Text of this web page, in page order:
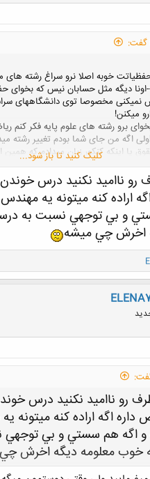
حفظیاتت خوبه اصلا نرو سراغ رشته
اونا دیگه مثل حسابان نیس که بخوای
نمیکنی مخصوصا توی دانشگاههای
میکنن!
برو رشته های علوم پایه فکر
اگه من جای شما بودم تغییر رشته
یا اینکه کنکور زبان میدادم که همین
اقدام کنی --اگه یه مترجم موفق بشی
به امید موفقیت
کلیک کنید تا باز شود...
رو نااميد نكنيد درس
اراده كنه ميتونه يه
و بي توجهي نسبت به
اخرش چي ميشه
رو نااميد نكنيد درس
اگه اراده كنه ميتونه ي
اگه هم سستي و بي توجهي
معلومه ديگه اخرش